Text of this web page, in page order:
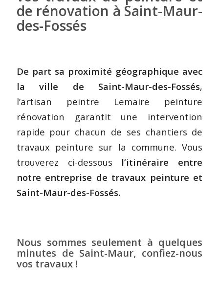
de rénovation à Saint-Maur-
des-Fossés
De part sa proximité géographique avec
la ville de Saint-Maur-des-Fossés,
l’artisan peintre Lemaire peinture
rénovation garantit une intervention
rapide pour chacun de ses chantiers de
travaux peinture sur la commune. Vous
trouverez ci-dessous l’itinéraire entre
notre entreprise de travaux peinture et
Saint-Maur-des-Fossés.
Nous sommes seulement à quelques
minutes de Saint-Maur, confiez-nous
vos travaux !